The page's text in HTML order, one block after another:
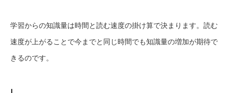
学習からの知識量は時間と読む速度の掛け算で決まります。読む
速度が上がることで今までと同じ時間でも知識量の増加が期待で
きるのです。